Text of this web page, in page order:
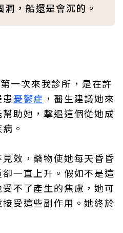
，船還是會沉的。
一次來我診所，是在許
憂鬱症 ，醫生建議她來
助她，擊退這個從她成
。
效，藥物使她每天昏昏
一直上升。假如不是這
不了產生的焦慮，她可
受這些副作用。她終於